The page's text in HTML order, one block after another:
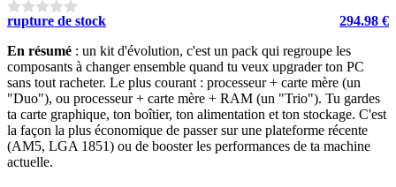
rupture de stock
294.98 €
En résumé : un kit d'évolution, c'est un pack qui regroupe les
composants à changer ensemble quand tu veux upgrader ton PC
sans tout racheter. Le plus courant : processeur + carte mère (un
"Duo"), ou processeur + carte mère + RAM (un "Trio"). Tu gardes
ta carte graphique, ton boîtier, ton alimentation et ton stockage. C'est
la façon la plus économique de passer sur une plateforme récente
(AM5, LGA 1851) ou de booster les performances de ta machine
actuelle.